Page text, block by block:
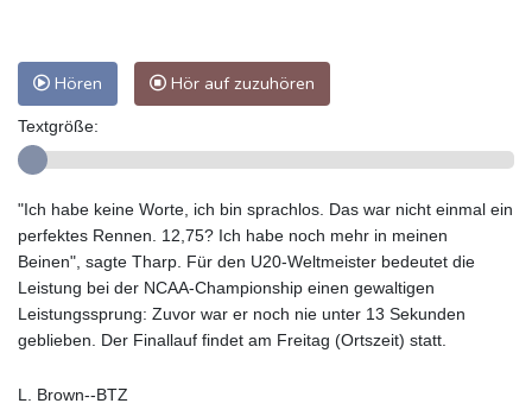
Hören Hör auf zuzuhören
Textgröße:
"Ich habe keine Worte, ich bin sprachlos. Das war nicht einmal ein
perfektes Rennen. 12,75? Ich habe noch mehr in meinen
Beinen", sagte Tharp. Für den U20-Weltmeister bedeutet die
Leistung bei der NCAA-Championship einen gewaltigen
Leistungssprung: Zuvor war er noch nie unter 13 Sekunden
geblieben. Der Finallauf findet am Freitag (Ortszeit) statt.
L. Brown--BTZ